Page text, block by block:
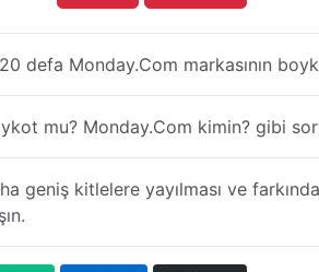
defa Monday.Com markasının
mu? Monday.Com kimin? gibi
geniş kitlelere yayılması ve